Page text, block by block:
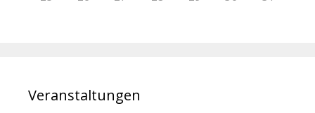
Veranstaltungen